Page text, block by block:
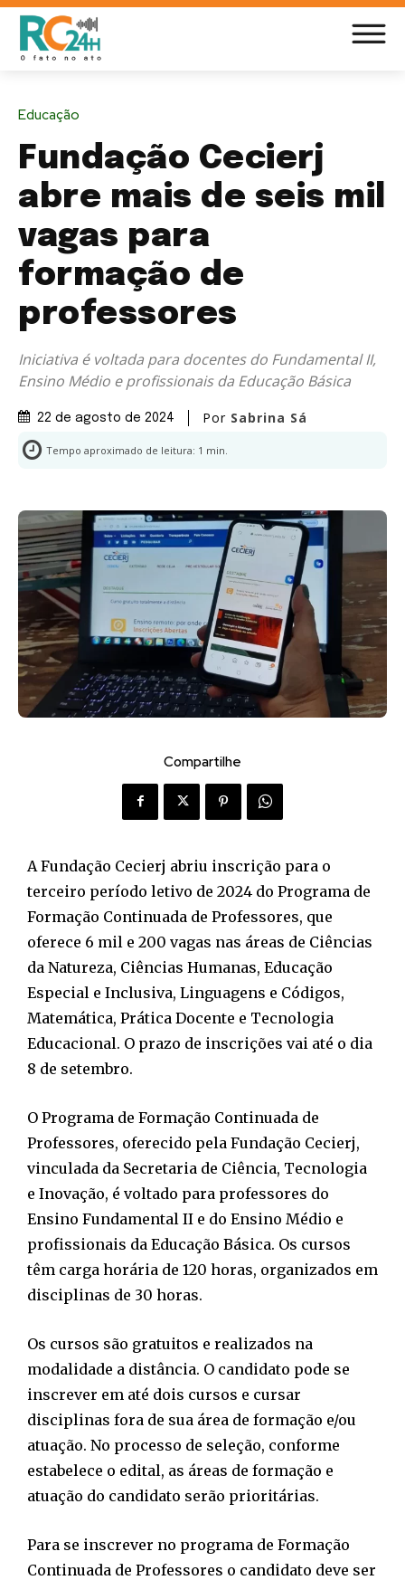
Educação
Fundação Cecierj
abre mais de seis mil
vagas para
formação de
professores
Iniciativa é voltada para docentes do Fundamental II,
Ensino Médio e profissionais da Educação Básica
22 de agosto de 2024 Por Sabrina Sá
Tempo aproximado de leitura: 1 min.
Compartilhe
A Fundação Cecierj abriu inscrição para o
terceiro período letivo de 2024 do Programa de
Formação Continuada de Professores, que
oferece 6 mil e 200 vagas nas áreas de Ciências
da Natureza, Ciências Humanas, Educação
Especial e Inclusiva, Linguagens e Códigos,
Matemática, Prática Docente e Tecnologia
Educacional. O prazo de inscrições vai até o dia
8 de setembro.
O Programa de Formação Continuada de
Professores, oferecido pela Fundação Cecierj,
vinculada da Secretaria de Ciência, Tecnologia
e Inovação, é voltado para professores do
Ensino Fundamental II e do Ensino Médio e
profissionais da Educação Básica. Os cursos
têm carga horária de 120 horas, organizados em
disciplinas de 30 horas.
Os cursos são gratuitos e realizados na
modalidade a distância. O candidato pode se
inscrever em até dois cursos e cursar
disciplinas fora de sua área de formação e/ou
atuação. No processo de seleção, conforme
estabelece o edital, as áreas de formação e
atuação do candidato serão prioritárias.
Para se inscrever no programa de Formação
Continuada de Professores o candidato deve ser